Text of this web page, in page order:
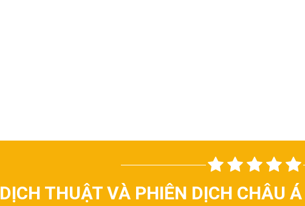
DỊCH THUẬT VÀ PHIÊN DỊCH CHÂU